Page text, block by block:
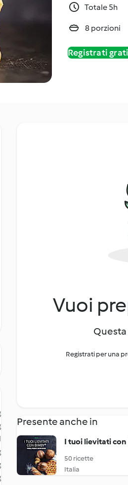
Totale 5h
8 porzioni
Registrati
Vuoi
Registrati per una
Presente anche in
I tuoi lievitati con
50 ricette
Italia